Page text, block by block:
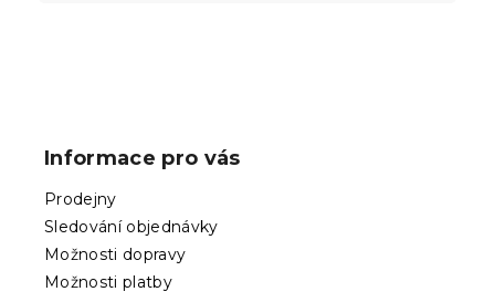
Informace pro vás
Prodejny
Sledování objednávky
Možnosti dopravy
Možnosti platby